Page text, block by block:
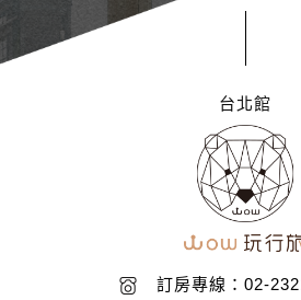
台北館
訂房專線：02-